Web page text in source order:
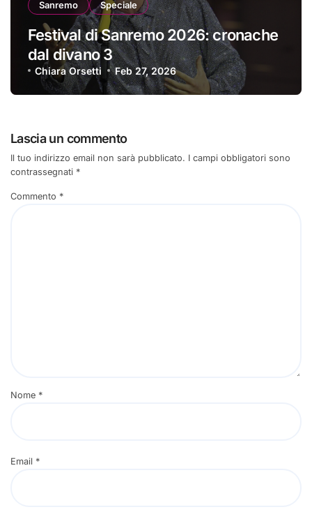
Sanremo Speciale
Festival di Sanremo 2026: cronache
dal divano 3
Chiara Orsetti Feb 27, 2026
Lascia un commento
Il tuo indirizzo email non sarà pubblicato. I campi obbligatori sono
contrassegnati *
Commento *
Nome *
Email *